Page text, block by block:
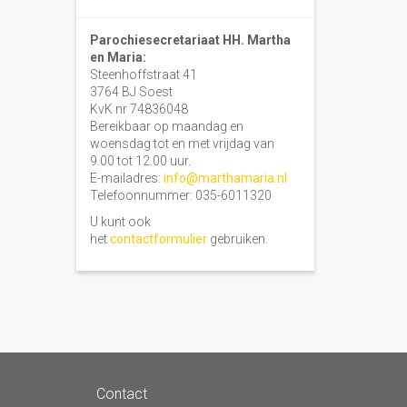
Parochiesecretariaat HH. Martha
en Maria:
Steenhoffstraat 41
3764 BJ Soest
KvK nr 74836048
Bereikbaar op maandag en
woensdag tot en met vrijdag van
9.00 tot 12.00 uur.
E-mailadres: info@marthamaria.nl
Telefoonnummer: 035-6011320
U kunt ook
hetcontactformuliergebruiken.
Contact